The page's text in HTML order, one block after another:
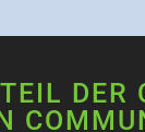
DER